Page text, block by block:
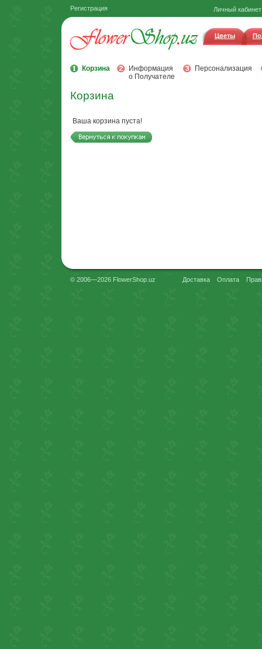
Регистрация Личный кабинет
Цветы
Корзина
Информация
о Получателе
Персонализация
Корзина
Ваша корзина пуста!
© 2006—2026 FlowerShop.uz Доставка Оплата